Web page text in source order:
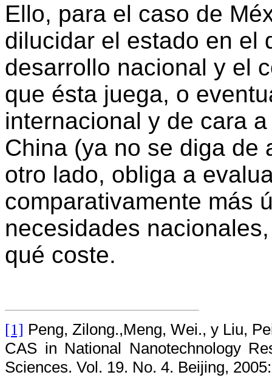
Ello, para el caso de
dilucidar el estado en el
desarrollo nacional y el
que ésta juega, o
internacional y de cara
China (ya no se diga de
otro lado, obliga a
comparativamente más
necesidades
qué coste.
[1] Peng, Zilong.,Meng, Wei., y Liu,
CAS in National Nanotechnology
Sciences. Vol. 19. No. 4. Beijing,